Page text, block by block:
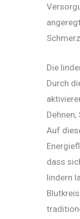
Die
Durch
Auf
dass
lindern